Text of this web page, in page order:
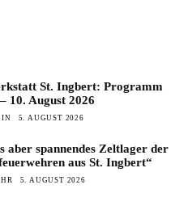
St. Ingbert: Programm
10. August 2026
5. AUGUST 2026
aber spannendes Zeltlager der
aus St. Ingbert“
5. AUGUST 2026